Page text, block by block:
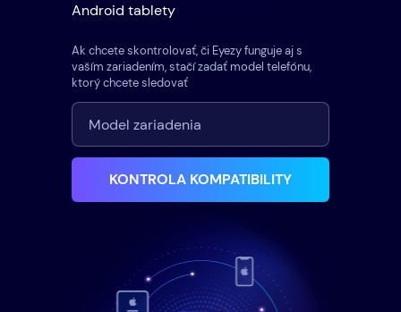
Android tablety
Ak chcete skontrolovať, či Eyezy funguje aj s
vaším zariadením, stačí zadať model telefónu,
ktorý chcete sledovať
KONTROLA KOMPATIBILITY